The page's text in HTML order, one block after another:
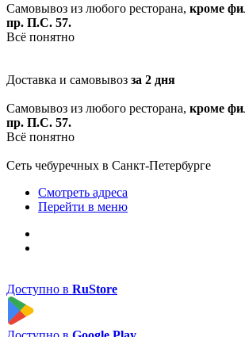
Самовывоз из любого ресторана, кроме
пр. П.С. 57.
Всё понятно
Доставка и самовывоз за 2 дня
Самовывоз из любого ресторана, кроме
пр. П.С. 57.
Всё понятно
Сеть чебуречных в Санкт-Петербурге
Смотреть адреса
Перейти в меню
Доступно в RuStore